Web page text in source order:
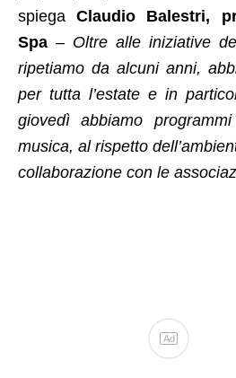
spiegaClaudio Balestri,
Spa – Oltre alle iniziative
ripetiamo da alcuni anni,
per tutta l’estate e in
giovedì abbiamo
musica, al rispetto
collaborazione con le
Ad